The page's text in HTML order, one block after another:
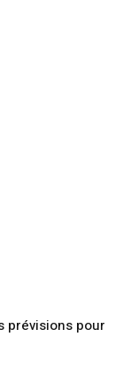
prévisions pour